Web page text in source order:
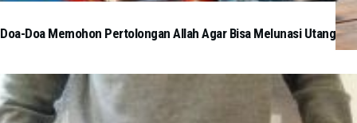
Doa-Doa Memohon Pertolongan Allah Agar Bisa Melunasi Utang